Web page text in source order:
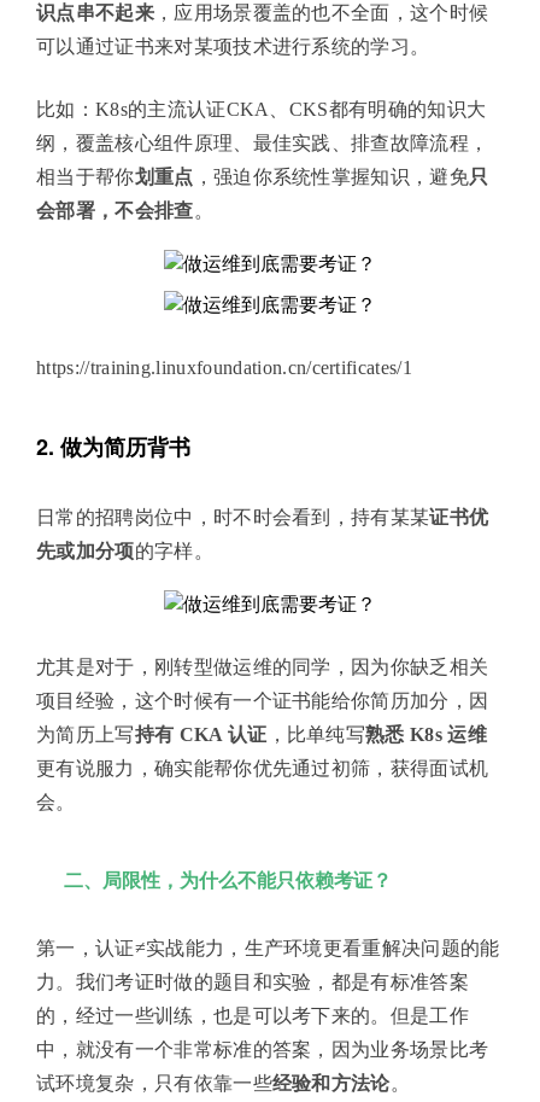
识点串不起来，应用场景覆盖的也不全面，这个时候
可以通过证书来对某项技术进行系统的学习。
比如：K8s的主流认证CKA、CKS都有明确的知识大
纲，覆盖核心组件原理、最佳实践、排查故障流程，
相当于帮你划重点 ，强迫你系统性掌握知识，避免只
会部署，不会排查。
https://training.linuxfoundation.cn/certificates/1
2. 做为简历背书
日常的招聘岗位中，时不时会看到，持有某某证书优
先或加分项的字样。
尤其是对于，刚转型做运维的同学，因为你缺乏相关
项目经验，这个时候有一个证书能给你简历加分，因
为简历上写持有 CKA 认证 ，比单纯写熟悉 K8s 运维
更有说服力，确实能帮你优先通过初筛，获得面试机
会。
二、局限性，为什么不能只依赖考证？
第一，认证≠实战能力，生产环境更看重解决问题的能
力。我们考证时做的题目和实验，都是有标准答案
的，经过一些训练，也是可以考下来的。但是工作
中，就没有一个非常标准的答案，因为业务场景比考
试环境复杂，只有依靠一些经验和方法论。